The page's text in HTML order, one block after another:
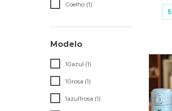
Coelho (1)
Modelo
10azul (1)
10rosa (1)
1azul1rosa (1)
5